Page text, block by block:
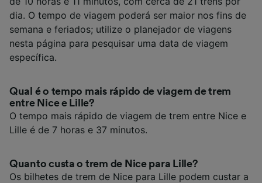
dia. O tempo de viagem poderá ser maior nos fins de
semana e feriados; utilize o planejador de viagens
nesta página para pesquisar uma data de viagem
específica.
Qual é o tempo mais rápido de viagem de trem
entre Nice e Lille?
O tempo mais rápido de viagem de trem entre Nice e
Lille é de 7 horas e 37 minutos.
Quanto custa o trem de Nice para Lille?
Os bilhetes de trem de Nice para Lille podem custar a